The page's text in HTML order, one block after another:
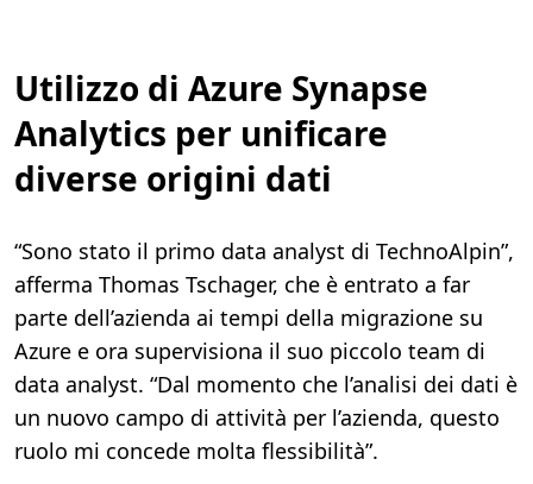
Utilizzo di Azure Synapse
Analytics per unificare
diverse origini dati
“Sono stato il primo data analyst di TechnoAlpin”,
afferma Thomas Tschager, che è entrato a far
parte dell’azienda ai tempi della migrazione su
Azure e ora supervisiona il suo piccolo team di
data analyst. “Dal momento che l’analisi dei dati è
un nuovo campo di attività per l’azienda, questo
ruolo mi concede molta flessibilità”.